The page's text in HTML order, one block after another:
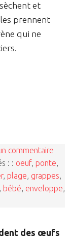
et
prennent
qui ne
commentaire
: : oeuf, ponte,
, plage, grappes,
, bébé, enveloppe,
des œufs